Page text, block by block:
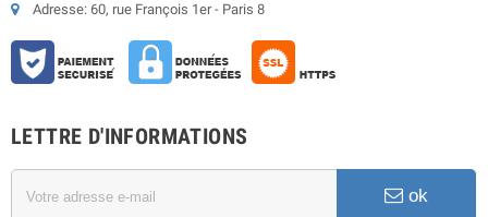
Adresse: 60, rue François 1er - Paris 8
LETTRE D'INFORMATIONS
ok